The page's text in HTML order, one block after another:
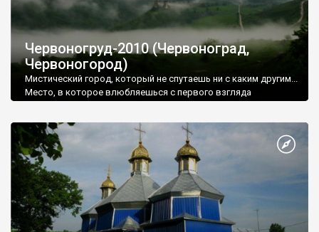
Червоногруд-2010 (Червоноград,
Червоногород)
Мистический город, который не спутаешь ни с каким другим...
Место, в которое влюбляешься с первого взгляда
вечный город, основанный неизвестно когда и неизвестно
кем. Город с неизвестным до конца прошлым и еще более
размытым будущим.